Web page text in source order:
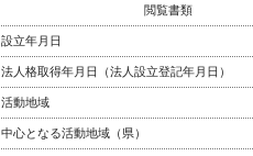
閲覧書類
設立年月日
法人格取得年月日（法人設立登記年月日）
活動地域
中心となる活動地域（県）